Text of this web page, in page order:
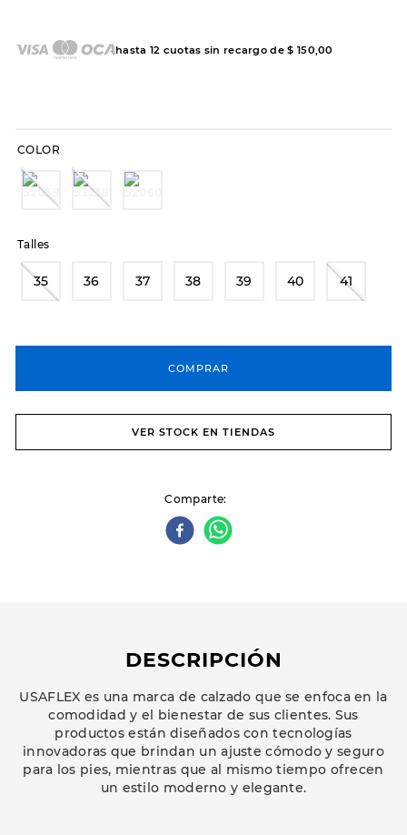
hasta 12 cuotas sin recargo de$ 150 ,00
COLOR
Talles
35 36 37 38 39 40 41
COMPRAR
VER STOCK EN TIENDAS
Comparte
DESCRIPCIÓN
USAFLEX es una marca de calzado que se enfoca en la
comodidad y el bienestar de sus clientes. Sus
productos están diseñados con tecnologías
innovadoras que brindan un ajuste cómodo y seguro
para los pies, mientras que al mismo tiempo ofrecen
un estilo moderno y elegante.